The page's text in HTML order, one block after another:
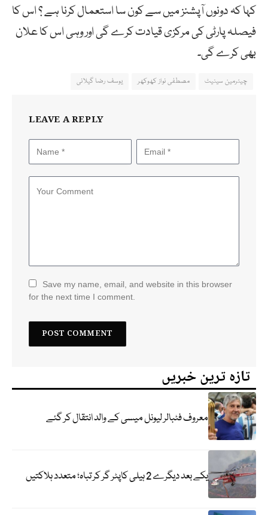
کہا کہ دونوں آپشنز میں سے کون سا استعمال کرنا ہے ؟ اس کا
فیصلہ پارٹی کی مرکزی قیادت کرے گی اور وہی اس کا علان
بھی کرے گی۔
چیئرمین سینیٹ مصطفی نواز کھوکھر یوسف رضا گیلانی
LEAVE A REPLY
Save my name, email, and website in this browser
for the next time I comment.
تازہ ترین خبریں
معروف فٹبالر لیونل میسی کے والد انتقال کر گئے
یکے بعد دیگرے 2 ہیلی کاپٹر گر کر تباہ؛ متعدد ہلاکتیں